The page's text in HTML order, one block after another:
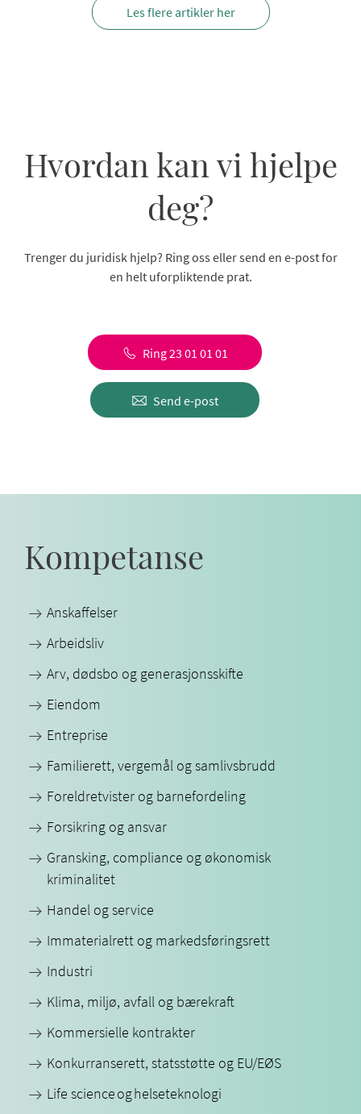
Les flere artikler her
Hvordan kan vi hjelpe
deg?
Trenger du juridisk hjelp? Ring oss eller send en e-post for
en helt uforpliktende prat.
Ring 23 01 01 01
Send e-post
Kompetanse
Anskaffelser
Arbeidsliv
Arv, dødsbo og generasjonsskifte
Eiendom
Entreprise
Familierett, vergemål og samlivsbrudd
Foreldretvister og barnefordeling
Forsikring og ansvar
Gransking, compliance og økonomisk
kriminalitet
Handel og service
Immaterialrett og markedsføringsrett
Industri
Klima, miljø, avfall og bærekraft
Kommersielle kontrakter
Konkurranserett, statsstøtte og EU/EØS
Life science og helseteknologi